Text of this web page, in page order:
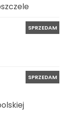
SPRZEDAM
SPRZEDAM